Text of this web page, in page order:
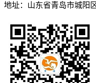
地址：山东省青岛市城阳